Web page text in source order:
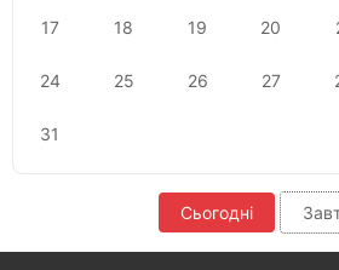
17 18 19 20
24 25 26 27
31
Сьогодні